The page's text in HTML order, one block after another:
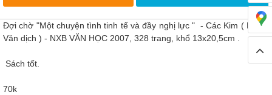
Đợi chờ "Một chuyện tình tinh tế và đầy nghị lực " - Các Kim ( Phạm
Văn dịch ) - NXB VĂN HỌC 2007, 328 trang, khổ 13x20,5cm .
Sách tốt.
70k